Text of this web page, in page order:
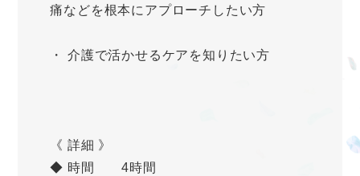
痛などを根本にアプローチしたい方
・ 介護で活かせるケアを知りたい方
《 詳細 》
◆ 時間 4時間